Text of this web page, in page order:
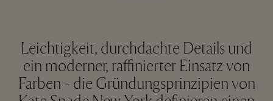
Leichtigkeit, durchdachte Details und
ein moderner, raffinierter Einsatz von
Farben - die Gründungsprinzipien von